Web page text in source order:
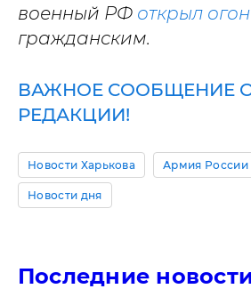
военный РФ открыл
гражданским.
ВАЖНОЕ СООБЩЕНИЕ
РЕДАКЦИИ!
Новости Харькова Армия России
Новости дня
Последние